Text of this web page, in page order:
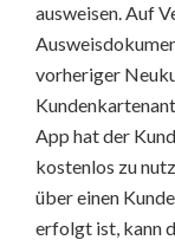
ausweisen. Auf
vorheriger
App hat der
kostenlos zu
über einen
erfolgt ist, kann